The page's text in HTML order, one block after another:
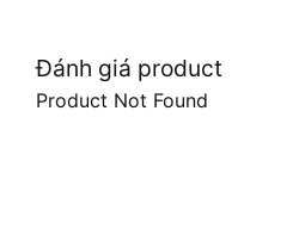
Đánh giá product
Product Not Found